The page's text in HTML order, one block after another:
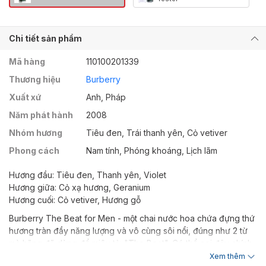
Chi tiết sản phẩm
Mã hàng
110100201339
Thương hiệu
Burberry
Xuất xứ
Anh, Pháp
Năm phát hành
2008
Nhóm hương
Tiêu đen, Trái thanh yên, Cỏ vetiver
Phong cách
Nam tính, Phóng khoáng, Lịch lãm
Hương đầu: Tiêu đen, Thanh yên, Violet
Hương giữa: Cỏ xạ hương, Geranium
Hương cuối: Cỏ vetiver, Hương gỗ
Burberry The Beat for Men - một chai nước hoa chứa đựng thứ
hương tràn đầy năng lượng và vô cùng sôi nổi, đúng như 2 từ
mà hãng đã dùng để miêu tả: "The Beat". Có thể coi đây chính
là hiện thân của một chàng trai đầy năng lượng, nổi loạn mà
Xem thêm